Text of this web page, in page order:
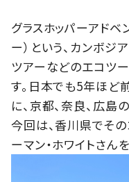
グラスホッパーアドベ
ー）という、カンボ
ツアーなどのエコツ
す。日本でも5年ほど
に、京都、奈良、広島
今回は、香川県でその
ーマン・ホワイトさん